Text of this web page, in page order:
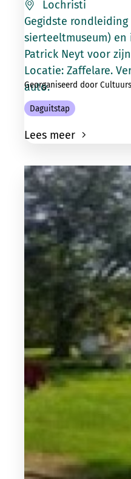
Lochristi
Gegidste
sierteeltmuseum)
Patrick Neyt voor
Locatie: Zaffelare.
auto.
Georganiseerd door
Daguitstap
Lees meer